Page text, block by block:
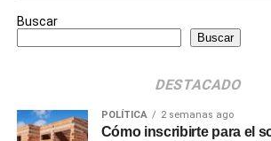
Buscar
Buscar
DESTACADO
POLÍTICA 2 semanas ago
Cómo inscribirte para el